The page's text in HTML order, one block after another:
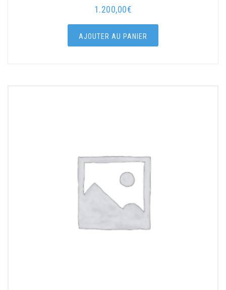
1.200,00€
AJOUTER AU PANIER